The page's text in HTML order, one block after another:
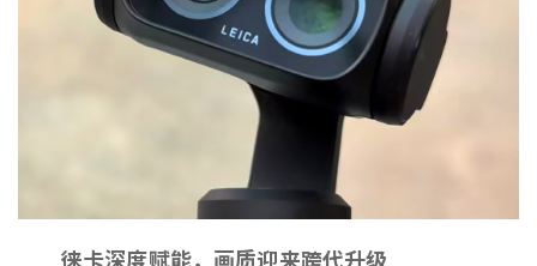
徕卡深度赋能，画质迎来跨代升级